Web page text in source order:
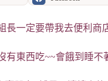
長一定要帶我去便利商
有東西吃~~會餓到睡不